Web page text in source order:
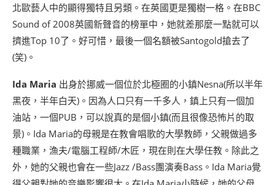
北歐藝人中的顯得獨特且另類。在英國更是獨樹一格。在BBC
Sound of 2008英國新聲音的榜單中，她就差那麼一點就可以
擠進Top 10了。好可惜，最後一個名額被Santogold搶去了
(笑)。
Ida Maria 出身於挪威一個位於北極圈的小鎮Nesna(所以半年
黑夜，半年白天)。因為人口只有一千多人，鎮上只有一個加
油站，一個PUB，可以說真的是個小鎮(而且很像恐怖片的取
景)。Ida Maria的母親是在教會唱歌的大學教師，父親做過多
種職業，漁夫/電腦工程師/木匠，現在則在大學任教。除此之
外，她的父親也會在一些Jazz /Bass團演奏Bass。Ida Maria覺